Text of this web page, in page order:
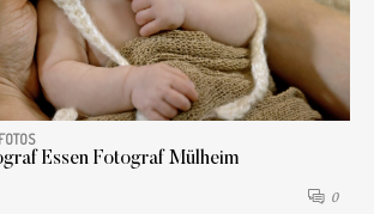
Essen Fotograf Mülheim
0